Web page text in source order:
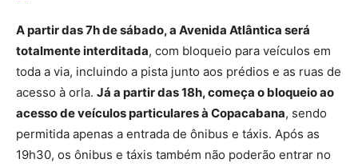
A partir das 7h de sábado, a Avenida Atlântica será
totalmente interditada, com bloqueio para veículos em
toda a via, incluindo a pista junto aos prédios e as ruas de
acesso à orla. Já a partir das 18h, começa o bloqueio ao
acesso de veículos particulares à Copacabana, sendo
permitida apenas a entrada de ônibus e táxis. Após as
19h30, os ônibus e táxis também não poderão entrar no